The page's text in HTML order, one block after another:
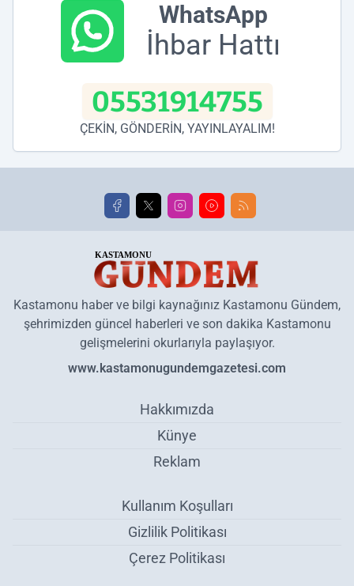
WhatsApp
İhbar Hattı
05531914755
ÇEKİN, GÖNDERİN, YAYINLAYALIM!
Kastamonu haber ve bilgi kaynağınız Kastamonu Gündem,
şehrimizden güncel haberleri ve son dakika Kastamonu
gelişmelerini okurlarıyla paylaşıyor.
www.kastamonugundemgazetesi.com
Hakkımızda
Künye
Reklam
Kullanım Koşulları
Gizlilik Politikası
Çerez Politikası